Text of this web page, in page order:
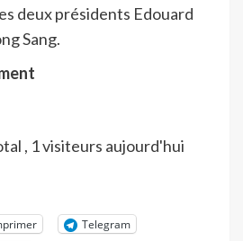
deux présidents Edouard
Sang.
, 1 visiteurs aujourd'hui
Telegram